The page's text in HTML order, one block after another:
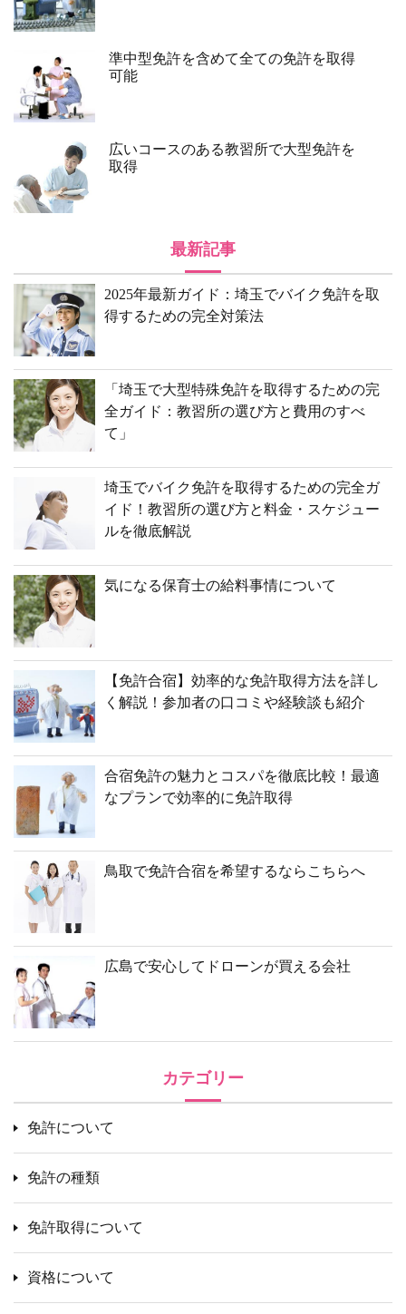
準中型免許を含めて全ての免許を取得
可能
広いコースのある教習所で大型免許を
取得
最新記事
2025年最新ガイド：埼玉でバイク免許を取
得するための完全対策法
「埼玉で大型特殊免許を取得するための完
全ガイド：教習所の選び方と費用のすべ
て」
埼玉でバイク免許を取得するための完全ガ
イド！教習所の選び方と料金・スケジュー
ルを徹底解説
気になる保育士の給料事情について
【免許合宿】効率的な免許取得方法を詳し
く解説！参加者の口コミや経験談も紹介
合宿免許の魅力とコスパを徹底比較！最適
なプランで効率的に免許取得
鳥取で免許合宿を希望するならこちらへ
広島で安心してドローンが買える会社
カテゴリー
免許について
免許の種類
免許取得について
資格について